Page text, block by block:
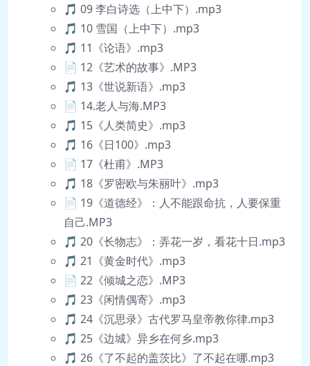
🎵 09 李白诗选（上中下）.mp3
🎵 10 雪国（上中下）.mp3
🎵 11《论语》.mp3
📄 12《艺术的故事》.MP3
🎵 13《世说新语》.mp3
📄 14.老人与海.MP3
🎵 15《人类简史》.mp3
🎵 16《日100》.mp3
📄 17《杜甫》.MP3
🎵 18《罗密欧与朱丽叶》.mp3
📄 19《道德经》：人不能跟命抗，人要保重
自己.MP3
🎵 20《长物志》：弄花一岁，看花十日.mp3
🎵 21《黄金时代》.mp3
📄 22《倾城之恋》.MP3
🎵 23《闲情偶寄》.mp3
🎵 24《沉思录》古代罗马皇帝教你律.mp3
🎵 25《边城》异乡在何乡.mp3
🎵 26《了不起的盖茨比》了不起在哪.mp3